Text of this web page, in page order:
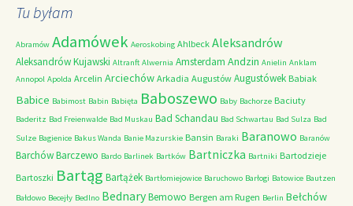
Tu byłam
Abramów Adamówek Aeroskobing Ahlbeck Aleksandrów
Aleksandrów Kujawski Altranft Alwernia Amsterdam Andzin Anielin Anklam
Annopol Apolda Arcelin Arciechów Arkadia Augustów Augustówek Babiak
Babice Babimost Babin Babięta Baboszewo Baby Bachorze Baciuty
Baderitz Bad Freienwalde Bad Muskau Bad Schandau Bad Schwartau Bad Sulza Bad
Sulze Bagienice Bakus Wanda Banie Mazurskie Bansin Baraki Baranowo Baranów
BarchówBarczewo Bardo Barlinek Bartków Bartniczka Bartniki Bartodzieje
Bartoszki Bartąg Bartążek Bartłomiejowice Baruchowo Barłogi Batowice Bautzen
Bałdowo Becejły Bedlno BednaryBemowo Bergen am Rugen Berlin Bełchów